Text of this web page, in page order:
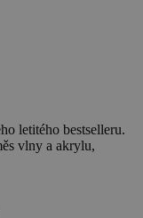
letitého bestselleru.
vlny a akrylu,